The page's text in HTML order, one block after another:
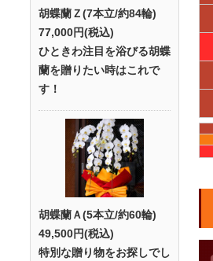
胡蝶蘭Ｚ(7本立/約84輪)
77,000円(税込)
ひときわ注目を浴びる胡蝶
蘭を贈りたい時はこれで
す！
胡蝶蘭Ａ(5本立/約60輪)
49,500円(税込)
特別な贈り物をお探しでし